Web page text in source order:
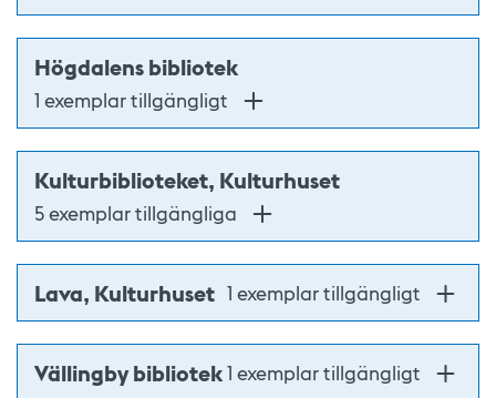
Högdalens bibliotek
1 exemplar tillgängligt
Kulturbiblioteket, Kulturhuset
5 exemplar tillgängliga
Lava, Kulturhuset 1 exemplar tillgängligt
Vällingby bibliotek1 exemplar tillgängligt